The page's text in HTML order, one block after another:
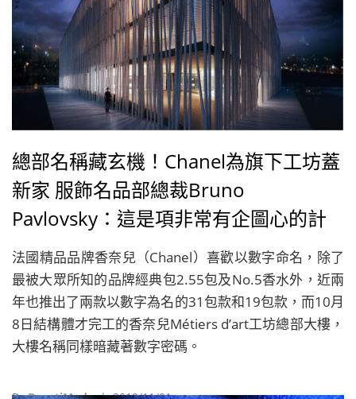
總部名稱藏玄機！Chanel為旗下工坊蓋
新家 服飾名品部總裁Bruno
Pavlovsky：這是項非常有企圖心的計
畫
法國精品品牌香奈兒（Chanel）喜歡以數字命名，除了
最被大眾所知的品牌經典包2.55包及No.5香水外，近兩
年也推出了兩款以數字為名的31包款和19包款，而10月
8日結構體才完工的香奈兒Métiers d’art工坊總部大樓，
大樓名稱同樣暗藏著數字密碼。